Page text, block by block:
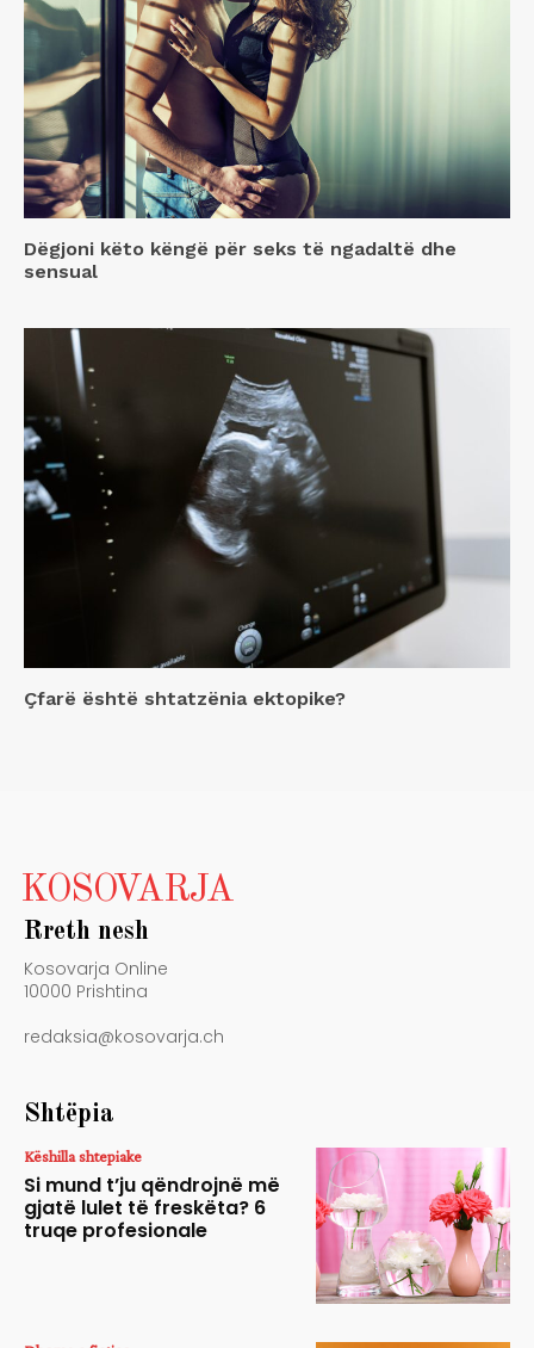
Dëgjoni këto këngë për seks të ngadaltë dhe
sensual
Çfarë është shtatzënia ektopike?
KOSOVARJA
Rreth nesh
Kosovarja Online
10000 Prishtina
redaksia@kosovarja.ch
Shtëpia
Këshilla shtepiake
Si mund t’ju qëndrojnë më
gjatë lulet të freskëta? 6
truqe profesionale